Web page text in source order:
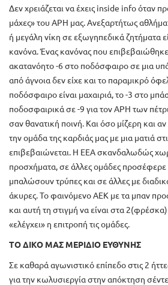
Δεν χρειάζεται να έχεις inside info όταν
μάχες» του ΑΡΗ μας. Ανεξαρτήτως
ή μεγάλη νίκη σε εξωγηπεδικά ζητήματα
κανόνα. Ένας κανόνας που
ακατανόητο -6 στο ποδόσφαιρο σε μια
από άγνοια δεν είχε και το παραμικρό
ποδόσφαιρο είναι μαχαιριά, το -3 στο
ποδοσφαιρικά σε -9 για τον ΑΡΗ των
σαν θανατική ποινή. Και όσο μίζερη και
την ομάδα της καρδιάς μας με μια ματιά
επιβεβαιώνεται. Η ΕΕΑ σκανδαλωδώς
προσχήματα, σε άλλες ομάδες προσέφερε
μπαλώσουν τρύπες και σε άλλες με
άκυρες. Το φαινόμενο ΑΕΚ με τα μπαν
και αυτή τη στιγμή να είναι στα
«ελέγχει» η επιτροπή τις ομάδες.
ΤΟ ΔΙΚΟ ΜΑΣ ΜΕΡΙΔΙΟ ΕΥΘΥΝΗΣ
Σε καθαρά αγωνιστικό επίπεδο στις 2
για την κωλυσιεργία στην απόκτηση